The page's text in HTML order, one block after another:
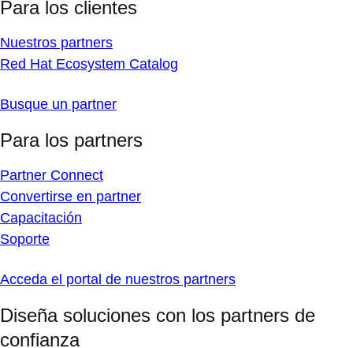
Para los clientes
Nuestros partners
Red Hat Ecosystem Catalog
Busque un partner
Para los partners
Partner Connect
Convertirse en partner
Capacitación
Soporte
Acceda el portal de nuestros partners
Diseña soluciones con los partners de
confianza